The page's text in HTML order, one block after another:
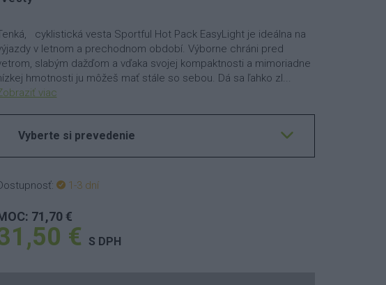
cyklistická vesta Sportful Hot Pack EasyLight je ideálna na
v letnom a prechodnom období. Výborne chráni pred
slabým dažďom a vďaka svojej kompaktnosti a mimoriadne
hmotnosti ju môžeš mať stále so sebou. Dá sa ľahko zl...
viac
Vyberte si prevedenie
1-3 dní
71,70 €
€ S DPH